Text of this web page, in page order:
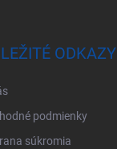
ODKAZY
podmienky
súkromia